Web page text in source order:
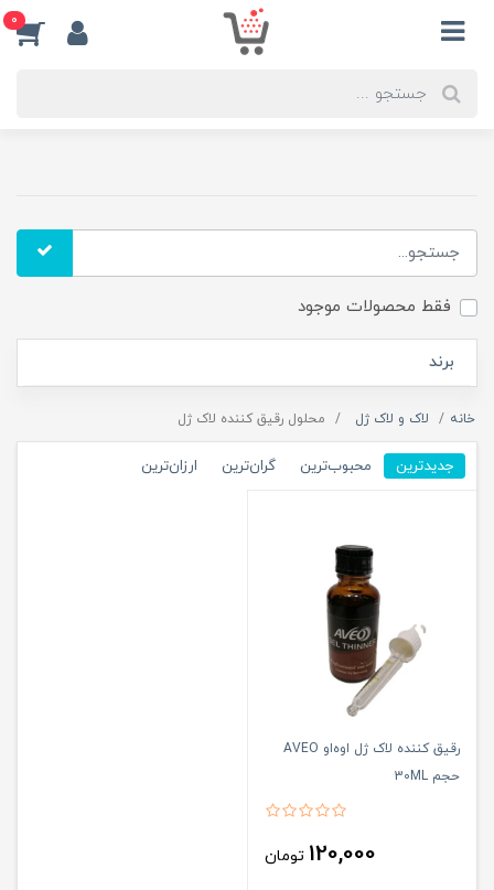
0
فقط محصولات موجود
برند
خانه لاک و لاک ژل محلول رقیق کننده لاک ژل
جدیدترین محبوب‌ترین گران‌ترین ارزان‌ترین
رقیق کننده لاک ژل اوه‌او AVEO
حجم 30ML
120,000 تومان